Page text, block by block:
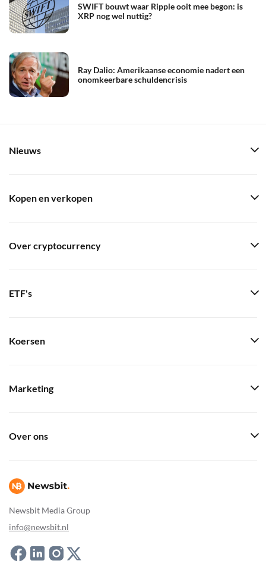
SWIFT bouwt waar Ripple ooit mee begon: is
XRP nog wel nuttig?
Ray Dalio: Amerikaanse economie nadert een
onomkeerbare schuldencrisis
Newsbit Media Group
info@newsbit.nl
Nieuws
Kopen en verkopen
Over cryptocurrency
ETF's
Koersen
Marketing
Over ons